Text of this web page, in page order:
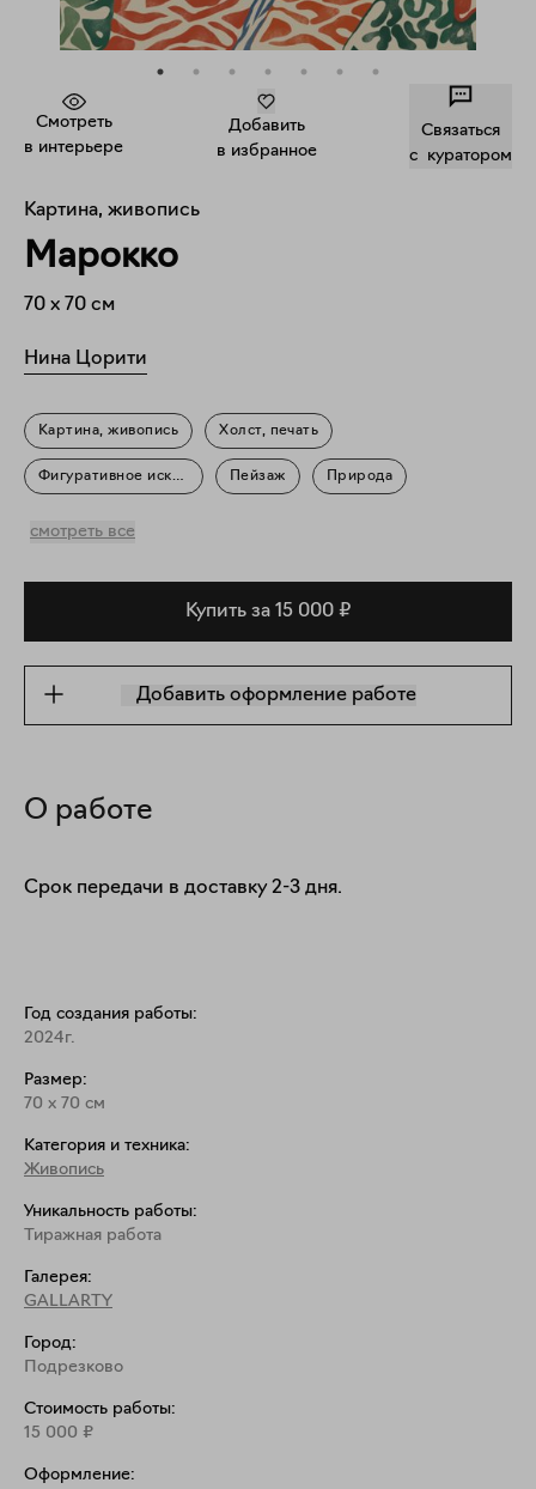
Смотреть
в интерьере
Добавить
в избранное
Связаться
c куратором
Картина, живопись
Марокко
70 x 70 см
Нина Цорити
Картина, живопись Холст, печать
Фигуративное искусство Пейзаж Природа
смотреть все
Купить за 15 000 ₽
Добавить оформление работе
О работе
Срок передачи в доставку 2-3 дня.
Год создания работы:
2024г.
Размер:
70 x 70 см
Категория и техника:
Живопись
Уникальность работы:
Тиражная работа
Галерея:
GALLARTY
Город:
Подрезково
Стоимость работы:
15 000 ₽
Оформление: